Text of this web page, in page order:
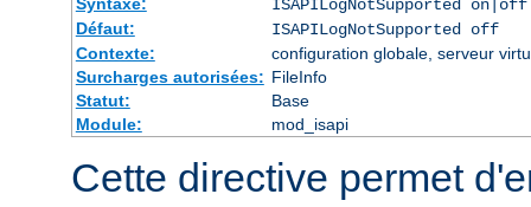
ISAPILogNotSupported on|off
Défaut:
ISAPILogNotSupported off
Contexte:
configuration globale, serveur
Surcharges autorisées: FileInfo
Statut:
Base
Module:
mod_isapi
Cette directive permet